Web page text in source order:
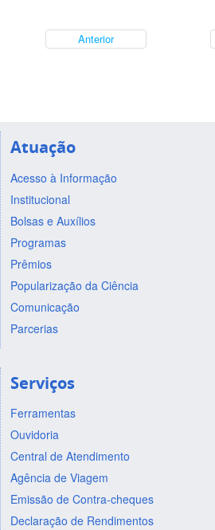
Anterior
Atuação
Acesso à Informação
Institucional
Bolsas e Auxílios
Programas
Prêmios
Popularização da Ciência
Comunicação
Parcerias
Serviços
Ferramentas
Ouvidoria
Central de Atendimento
Agência de Viagem
Emissão de Contra-cheques
Declaração de Rendimentos